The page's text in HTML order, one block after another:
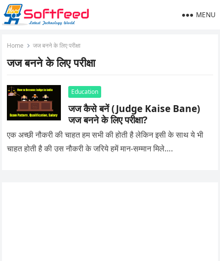
MENU
Home जज बनने के लिए परीक्षा
जज बनने के लिए परीक्षा
Education
जज कैसे बनें (Judge Kaise Bane)
जज बनने के लिए परीक्षा?
एक अच्छी नौकरी की चाहत हम सभी की होती है लेकिन इसी के साथ ये भी
चाहत होती है की उस नौकरी के जरिये हमें मान-सम्मान मिले….